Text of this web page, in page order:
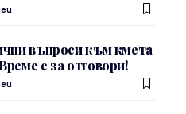
въпроси към кмета
е за отговори!